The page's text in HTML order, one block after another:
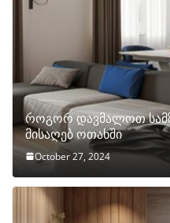
როგორ დავმალოთ
მისაღებ ოთახში
October 27, 2024